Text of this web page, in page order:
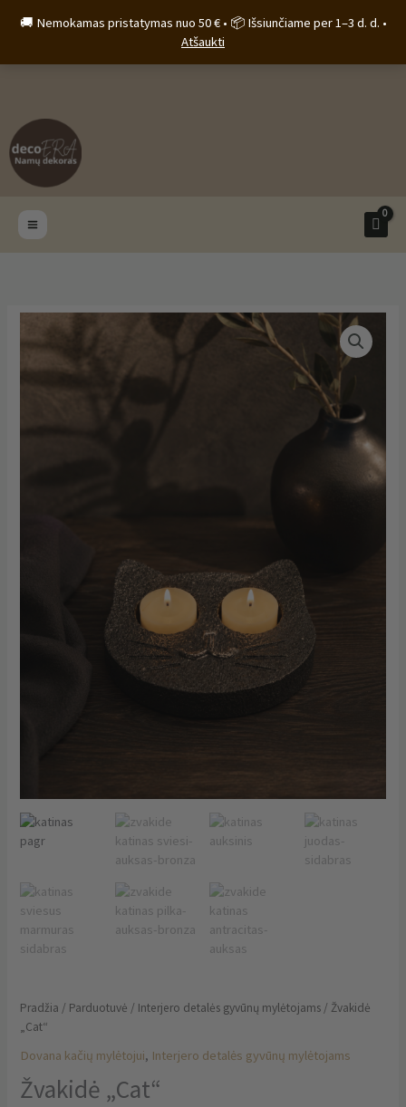
🚚 Nemokamas pristatymas nuo 50 € • 📦 Išsiunčiame per 1–3 d. d. •
Atšaukti
Pradžia / Parduotuvė / Interjero detalės gyvūnų mylėtojams / Žvakidė
„Cat“
Dovana kačių mylėtojui, Interjero detalės gyvūnų mylėtojams
Žvakidė „Cat“
kiekis: